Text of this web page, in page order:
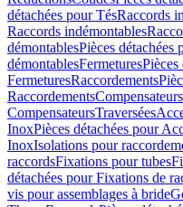
détachées pour TésRaccords
Raccords indémontables
démontablesPièces détachées
démontablesFermeturesPièces
FermeturesRaccordements
RaccordementsCompensateurs
CompensateursTraversées
InoxPièces détachées pour
InoxIsolations pour
raccordsFixations pour tubes
détachées pour Fixations de
vis pour assemblages à bride